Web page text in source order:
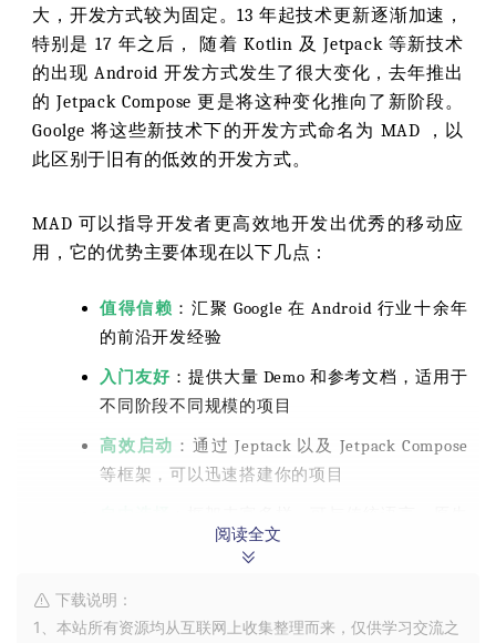
大，开发方式较为固定。13 年起技术更新逐渐加速，
特别是 17 年之后， 随着 Kotlin 及 Jetpack 等新技术
的出现 Android 开发方式发生了很大变化，去年推出
的 Jetpack Compose 更是将这种变化推向了新阶段。
Goolge 将这些新技术下的开发方式命名为 MAD ，以
此区别于旧有的低效的开发方式。
MAD 可以指导开发者更高效地开发出优秀的移动应
用，它的优势主要体现在以下几点：
值得信赖 ：汇聚 Google 在 Android 行业十余年
的前沿开发经验
入门友好：提供大量 Demo 和参考文档，适用于
不同阶段不同规模的项目
高效启动 ：通过 Jeptack 以及 Jetpack Compose
等框架，可以迅速搭建你的项目
开发、开源框架自由搭配
的开发体验
阅读全文
下载说明：
1、本站所有资源均从互联网上收集整理而来，仅供学习交流之